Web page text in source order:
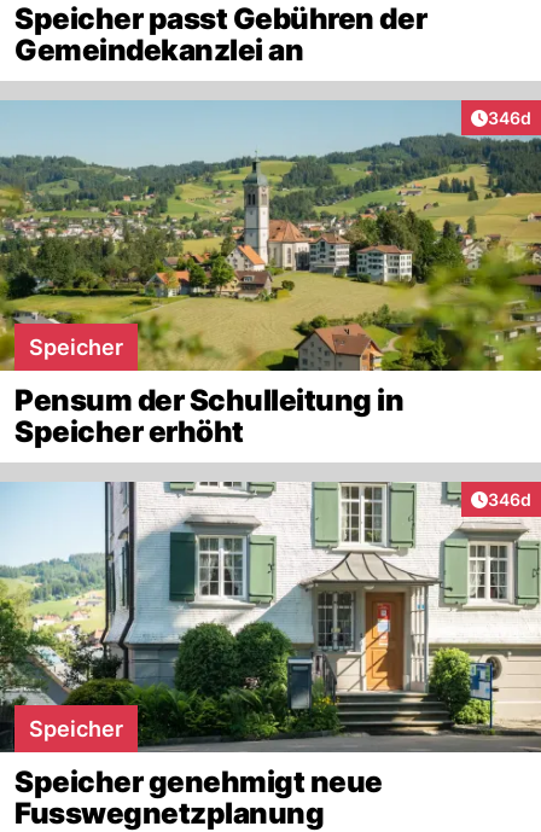
Speicher passt Gebühren der
Gemeindekanzlei an
346d
Speicher
Pensum der Schulleitung in
Speicher erhöht
346d
Speicher
Speicher genehmigt neue
Fusswegnetzplanung